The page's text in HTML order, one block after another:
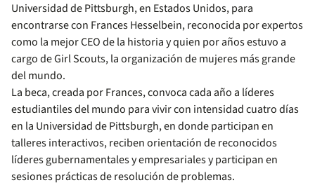
Universidad de Pittsburgh, en Estados Unidos, para
encontrarse con Frances Hesselbein, reconocida por expertos
como la mejor CEO de la historia y quien por años estuvo a
cargo de Girl Scouts, la organización de mujeres más grande
del mundo.
La beca, creada por Frances, convoca cada año a líderes
estudiantiles del mundo para vivir con intensidad cuatro días
en la Universidad de Pittsburgh, en donde participan en
talleres interactivos, reciben orientación de reconocidos
líderes gubernamentales y empresariales y participan en
sesiones prácticas de resolución de problemas.